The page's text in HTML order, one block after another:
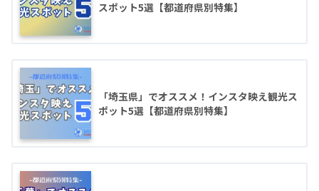
スポット5選【都道府県別特集】
「埼玉県」でオススメ！インスタ映え観光ス
ポット5選【都道府県別特集】